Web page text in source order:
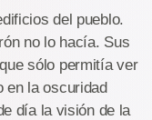
del pueblo.
no lo hacía. Sus
sólo permitía ver
en la oscuridad
día la visión de la